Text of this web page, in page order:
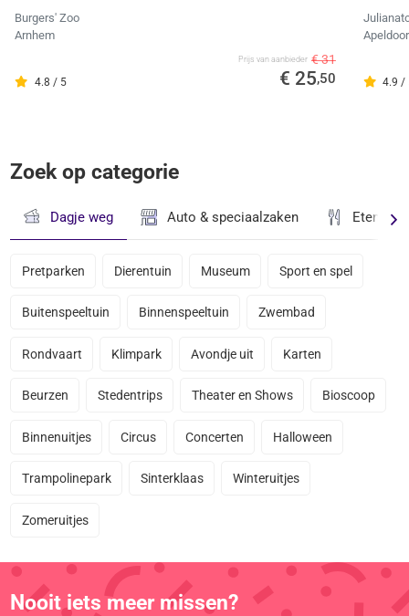
Burgers' Zoo
Arnhem
4.8 / 5
Prijs van aanbieder € 31
€ 25,50 4.9 /
Zoek op categorie
Dagje weg Auto & speciaalzaken Eten &
Pretparken Dierentuin Museum Sport en spel
Buitenspeeltuin Binnenspeeltuin Zwembad
Rondvaart Klimpark Avondje uit Karten
Beurzen Stedentrips Theater en Shows Bioscoop
Binnenuitjes Circus Concerten Halloween
Trampolinepark Sinterklaas Winteruitjes
Zomeruitjes
Nooit iets meer missen?